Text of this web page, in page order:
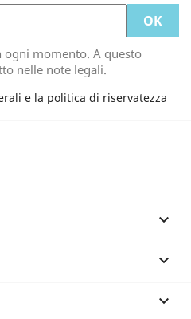
momento. A questo
nelle note legali.
e la politica di riservatezza


